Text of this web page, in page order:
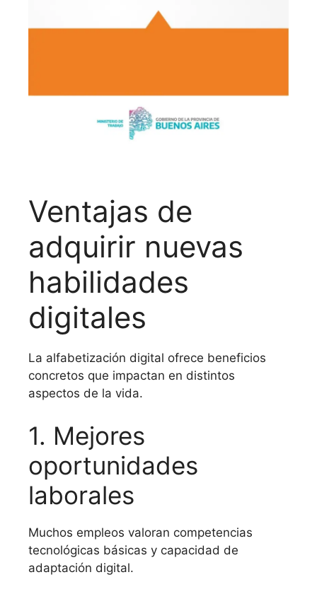
Ventajas de
adquirir nuevas
habilidades
digitales
La alfabetización digital ofrece beneficios
concretos que impactan en distintos
aspectos de la vida.
1. Mejores
oportunidades
laborales
Muchos empleos valoran competencias
tecnológicas básicas y capacidad de
adaptación digital.